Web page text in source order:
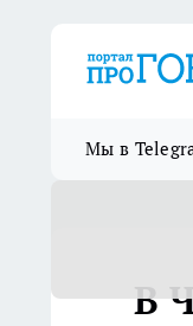
Мы в
В